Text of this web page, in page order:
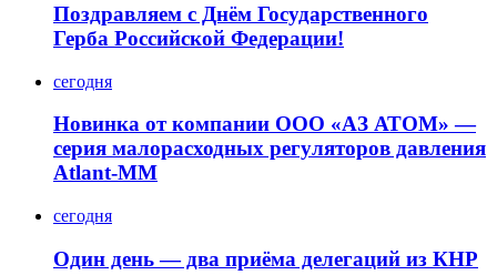
Поздравляем с Днём Государственного
Герба Российской Федерации!
сегодня
Новинка от компании ООО «АЗ АТОМ» —
серия малорасходных регуляторов давления
Atlant-MM
сегодня
Один день — два приёма делегаций из КНР